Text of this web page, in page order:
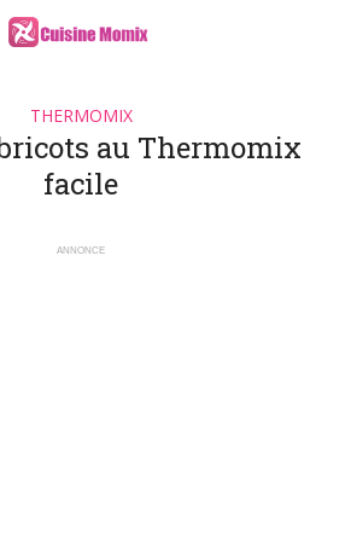
THERMOMIX
au Thermomix
facile
ANNONCE